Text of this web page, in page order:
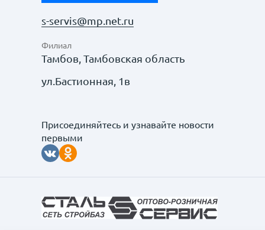
s-servis@mp.net.ru
Филиал
Тамбов, Тамбовская область
ул.Бастионная, 1в
Присоединяйтесь и узнавайте новости
первыми